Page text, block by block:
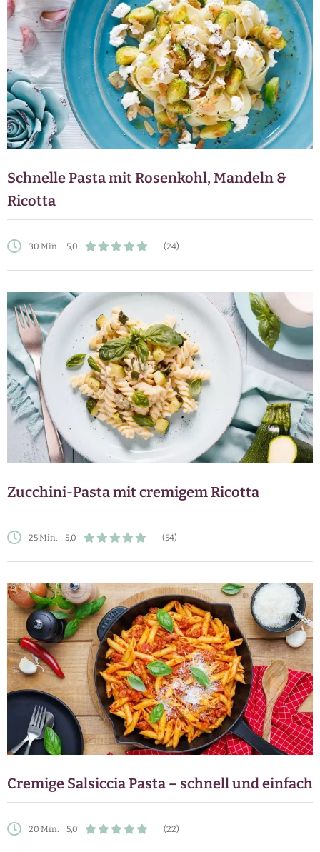
Schnelle Pasta mit Rosenkohl, Mandeln &
Ricotta
30 Min. 5,0 (24)
Zucchini-Pasta mit cremigem Ricotta
25 Min. 5,0 (54)
Cremige Salsiccia Pasta – schnell und einfach
20 Min. 5,0 (22)